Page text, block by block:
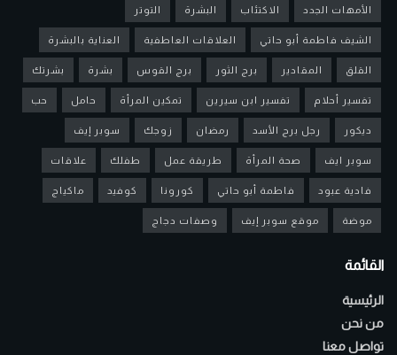
الأمهات الجدد الاكتئاب البشرة التوتر
الشيف فاطمة أبو حاتي العلاقات العاطفية العناية بالبشرة
القلق المقادير برج الثور برج القوس بشرة بشرتك
تفسير أحلام تفسير ابن سيرين تمكين المرأة حامل حب
ديكور رجل برج الأسد رمضان زوجك سوبر إيف
سوبر ايف صحة المرأة طريقة عمل طفلك علاقات
فادية عبود فاطمة أبو حاتي كورونا كوفيد ماكياج
موضة موقع سوبر إيف وصفات دجاج
القائمة
الرئيسية
من نحن
تواصل معنا